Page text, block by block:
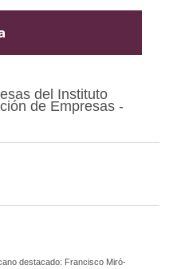
del Instituto
de Empresas -
destacado: Francisco Miró-